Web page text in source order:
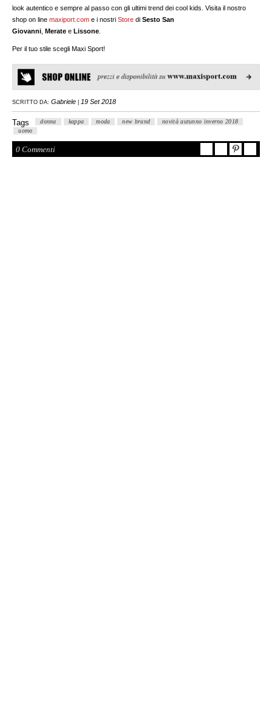
look autentico e sempre al passo con gli ultimi trend dei cool kids. Visita il nostro
shop on linemaxiport.com e i nostriStorediSesto San
Giovanni ,Merate eLissone
Per il tuo stile scegli Maxi Sport!
SCRITTO DA: Gabriele 19 Set 2018
Tags donna kappa moda new brand
novità autunno inverno 2018
uomo
0 Commenti